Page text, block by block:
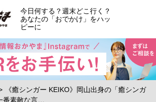
今日何する？週末どこ行く？
あなたの「おでかけ」をハッ
ピーに
《癒シンガー KEIKO》岡山出身の「癒シンガ
番素敵な言…